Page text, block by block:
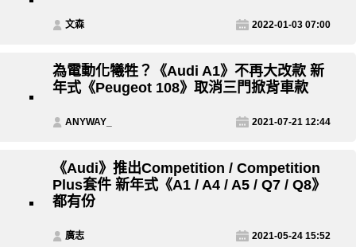
文森 2022-01-03 07:00
為電動化犧牲？《Audi A1》不再大改款 新
年式《Peugeot 108》取消三門掀背車款
ANYWAY_ 2021-07-21 12:44
《Audi》推出Competition / Competition
Plus套件 新年式《A1 / A4 / A5 / Q7 / Q8》
都有份
廣志 2021-05-24 15:52